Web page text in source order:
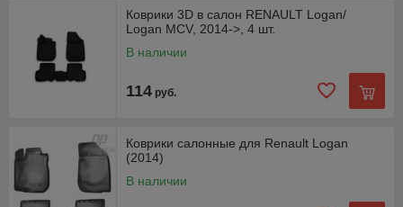
Коврики 3D в салон RENAULT Logan/
Logan MCV, 2014->, 4 шт.
В наличии
114 руб.
Коврики салонные для Renault Logan
(2014)
В наличии